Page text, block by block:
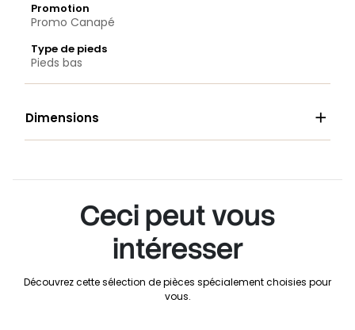
Promotion
Promo Canapé
Type de pieds
Pieds bas
Dimensions 
Ceci peut vous
intéresser
Découvrez cette sélection de pièces spécialement choisies pour
vous.